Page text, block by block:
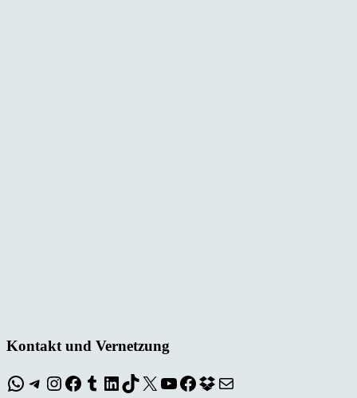
Kontakt und Vernetzung
WhatsApp
Telegram
Instagram
Facebook
Tumblr
LinkedIn
TikTok
X YouTube
Facebook
Dropbox
E-Mail